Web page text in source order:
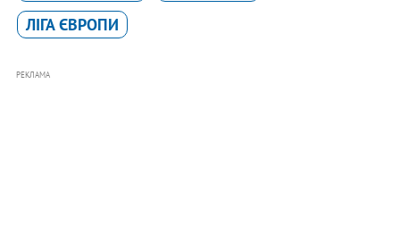
ЛІГА ЄВРОПИ
РЕКЛАМА